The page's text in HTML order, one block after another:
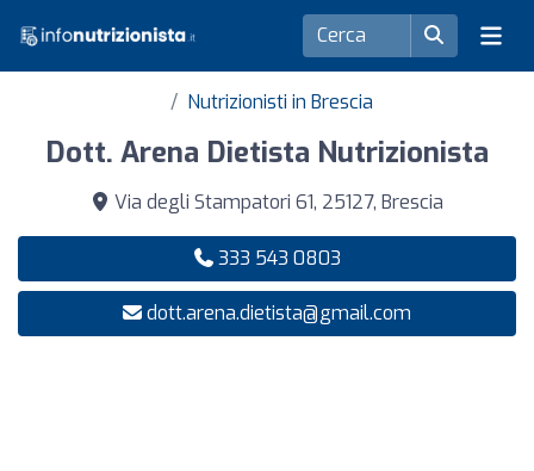
Nutrizionisti in Brescia
Dott. Arena Dietista Nutrizionista
Via degli Stampatori 61, 25127, Brescia
333 543 0803
dott.arena.dietista@gmail.com